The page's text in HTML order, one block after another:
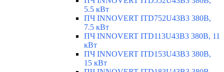
5.5 кВт
ПЧ INNOVERT ITD752U43B3 380В,
7.5 кВт
ПЧ INNOVERT ITD113U43B3 380В, 11
кВт
ПЧ INNOVERT ITD153U43B3 380В,
15 кВт